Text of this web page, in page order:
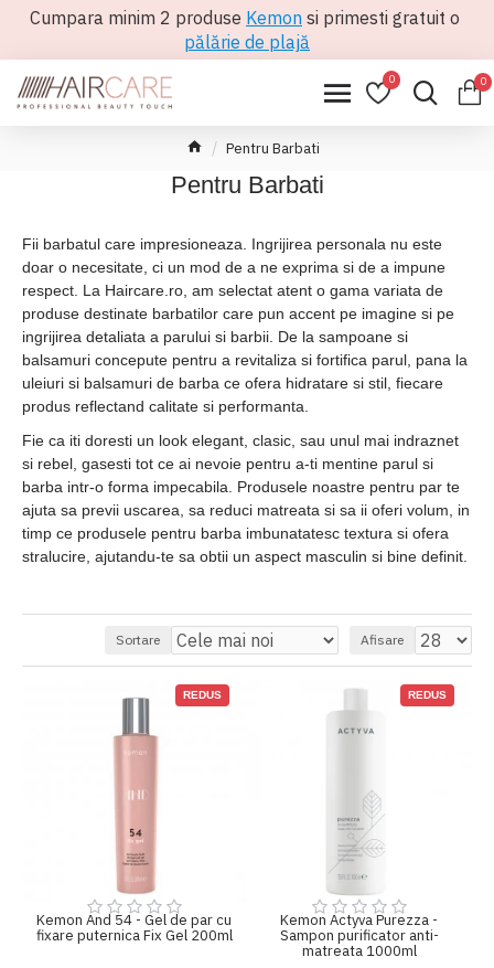
Cumpara minim 2 produse Kemon si primesti gratuit o
pălărie de plajă
0 0
Pentru Barbati
Pentru Barbati
Fii barbatul care impresioneaza. Ingrijirea personala nu este
doar o necesitate, ci un mod de a ne exprima si de a impune
respect. La Haircare.ro, am selectat atent o gama variata de
produse destinate barbatilor care pun accent pe imagine si pe
ingrijirea detaliata a parului si barbii. De la sampoane si
balsamuri concepute pentru a revitaliza si fortifica parul, pana la
uleiuri si balsamuri de barba ce ofera hidratare si stil, fiecare
produs reflectand calitate si performanta.
Fie ca iti doresti un look elegant, clasic, sau unul mai indraznet
si rebel, gasesti tot ce ai nevoie pentru a-ti mentine parul si
barba intr-o forma impecabila. Produsele noastre pentru par te
ajuta sa previi uscarea, sa reduci matreata si sa ii oferi volum, in
timp ce produsele pentru barba imbunatatesc textura si ofera
stralucire, ajutandu-te sa obtii un aspect masculin si bine definit.
Sortare Afisare
REDUS
Kemon And 54 - Gel de par cu
fixare puternica Fix Gel 200ml
REDUS
Kemon Actyva Purezza -
Sampon purificator anti-
matreata 1000ml